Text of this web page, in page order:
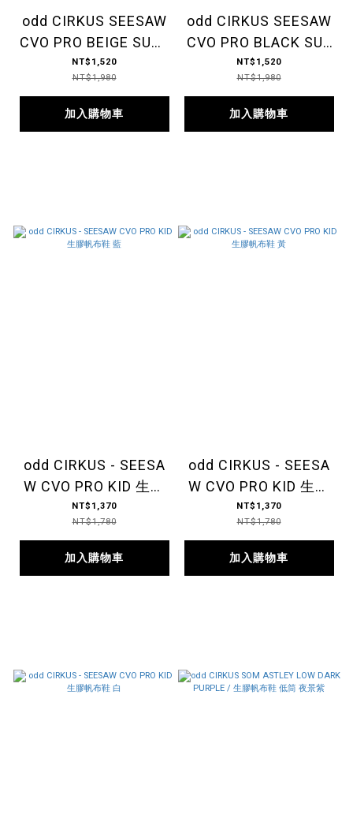
odd CIRKUS SEESAW
CVO PRO BEIGE SUED
E / 生膠帆布鞋 低筒
駱駝蹄
NT$1,520
NT$1,980
加入購物車
odd CIRKUS SEESAW
CVO PRO BLACK SUE
DE / 生膠帆布鞋 低筒
殺人鯨黑
NT$1,520
NT$1,980
加入購物車
odd CIRKUS - SEESA
W CVO PRO KID 生膠
帆布鞋 藍
NT$1,370
NT$1,780
加入購物車
odd CIRKUS - SEESA
W CVO PRO KID 生膠
帆布鞋 黃
NT$1,370
NT$1,780
加入購物車